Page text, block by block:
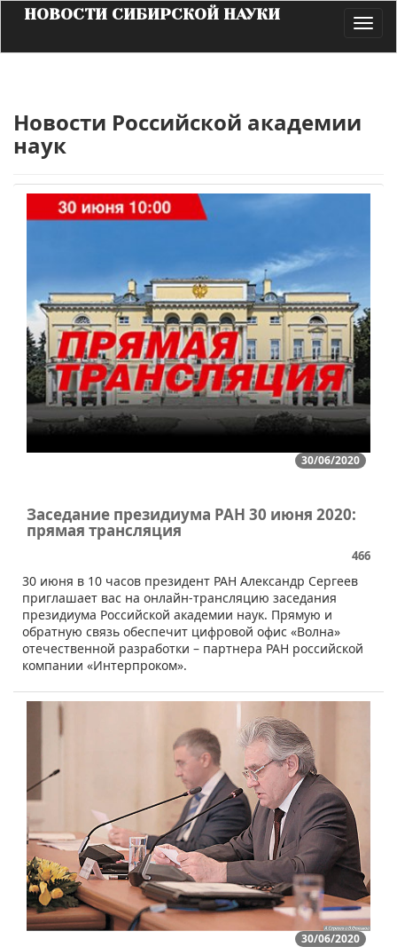
НОВОСТИ СИБИРСКОЙ НАУКИ
Новости Российской академии
наук
30/06/2020
Заседание президиума РАН 30 июня 2020:
прямая трансляция
466
​30 июня в 10 часов президент РАН Александр Сергеев
приглашает вас на онлайн-трансляцию заседания
президиума Российской академии наук. Прямую и
обратную связь обеспечит цифровой офис «Волна»
отечественной разработки – партнера РАН российской
компании «Интерпроком».
30/06/2020